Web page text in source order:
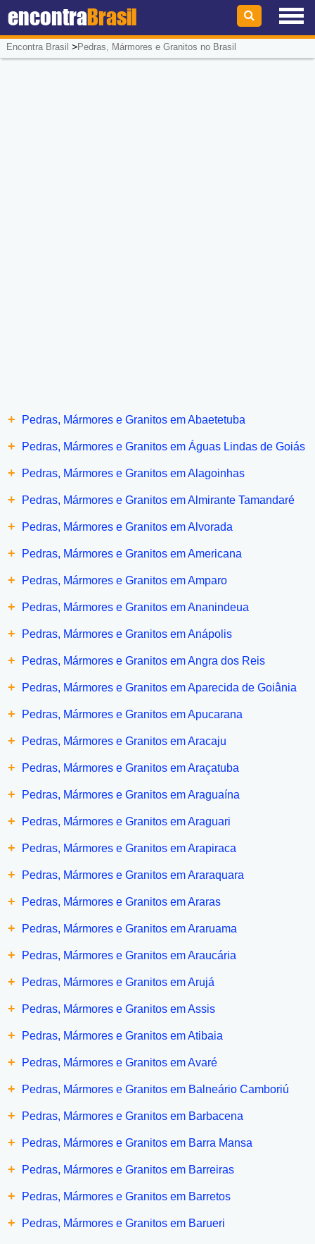
encontraBrasil
Encontra Brasil >Pedras, Mármores e Granitos no Brasil
+ Pedras, Mármores e Granitos em Abaetetuba
+ Pedras, Mármores e Granitos em Águas Lindas de Goiás
+ Pedras, Mármores e Granitos em Alagoinhas
+ Pedras, Mármores e Granitos em Almirante Tamandaré
+ Pedras, Mármores e Granitos em Alvorada
+ Pedras, Mármores e Granitos em Americana
+ Pedras, Mármores e Granitos em Amparo
+ Pedras, Mármores e Granitos em Ananindeua
+ Pedras, Mármores e Granitos em Anápolis
+ Pedras, Mármores e Granitos em Angra dos Reis
+ Pedras, Mármores e Granitos em Aparecida de Goiânia
+ Pedras, Mármores e Granitos em Apucarana
+ Pedras, Mármores e Granitos em Aracaju
+ Pedras, Mármores e Granitos em Araçatuba
+ Pedras, Mármores e Granitos em Araguaína
+ Pedras, Mármores e Granitos em Araguari
+ Pedras, Mármores e Granitos em Arapiraca
+ Pedras, Mármores e Granitos em Araraquara
+ Pedras, Mármores e Granitos em Araras
+ Pedras, Mármores e Granitos em Araruama
+ Pedras, Mármores e Granitos em Araucária
+ Pedras, Mármores e Granitos em Arujá
+ Pedras, Mármores e Granitos em Assis
+ Pedras, Mármores e Granitos em Atibaia
+ Pedras, Mármores e Granitos em Avaré
+ Pedras, Mármores e Granitos em Balneário Camboriú
+ Pedras, Mármores e Granitos em Barbacena
+ Pedras, Mármores e Granitos em Barra Mansa
+ Pedras, Mármores e Granitos em Barreiras
+ Pedras, Mármores e Granitos em Barretos
+ Pedras, Mármores e Granitos em Barueri